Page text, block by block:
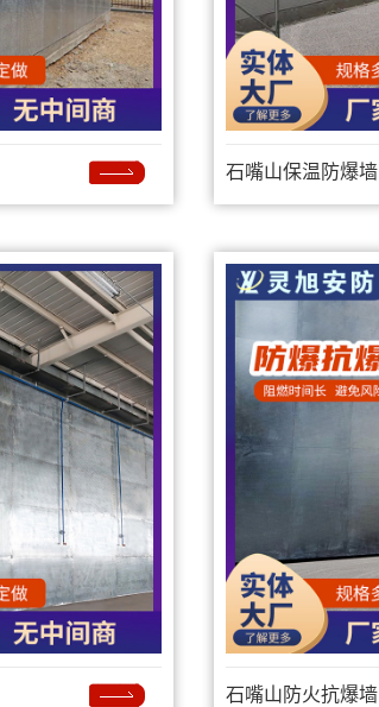
石嘴山保温防爆墙
石嘴山防火抗爆墙